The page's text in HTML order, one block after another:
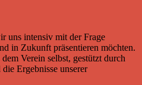
uns intensiv mit der Frage
in Zukunft präsentieren möchten.
Verein selbst, gestützt durch
Ergebnisse unserer